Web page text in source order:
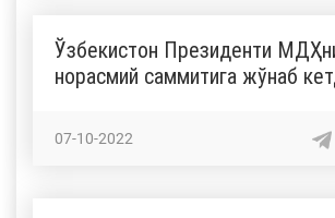
Ўзбекистон Президенти
норасмий саммитига жўнаб
07-10-2022